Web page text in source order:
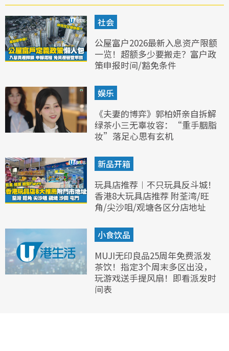
社会
公屋富户2026最新入息资产限额
一览！超额多少要搬走？富户政
策申报时间/豁免条件
娱乐
《夫妻的博弈》郭柏妍亲自拆解
绿茶小三无辜妆容：“重手胭脂
妆”落足心思有玄机
新品开箱
玩具店推荐︱不只玩具反斗城！
香港8大玩具店推荐 附荃湾/旺
角/尖沙咀/观塘各区分店地址
小食饮品
MUJI无印良品25周年免费派发
茶饮！指定3个周末多区出没，
玩游戏送手提风扇！即看派发时
间表